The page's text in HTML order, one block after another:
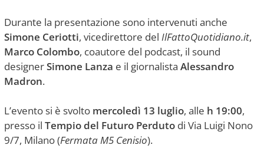
Durante la presentazione sono intervenuti anche
Simone Ceriotti, vicedirettore del IlFattoQuotidiano.it,
Marco Colombo, coautore del podcast, il sound
designerSimone Lanza e il giornalista Alessandro
Madron.
L’evento si è svolto mercoledì 13 luglio, alle h 19:00,
presso il Tempio del Futuro Perduto di Via Luigi Nono
9/7, Milano (Fermata M5 Cenisio).